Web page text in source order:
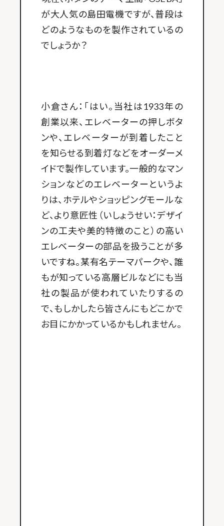
が大人気の島田電機ですが、普段は
どのようなものを製作されているの
でしょうか？
小倉さん：「はい。当社は1933年の
創業以来、エレベーターの押しボタ
ンや、エレベーターが到着したこと
を知らせる到着灯などをオーダーメ
イドで製作しています。一般的なマン
ションなどのエレベーターというよ
りは、ホテルやショッピングモールな
ど、より意匠性（いしょうせい：デザイ
ンの工夫や美的特徴のこと）の高い
エレベーターの部品を扱うことが多
いですね。某有名テーマパークや、誰
もが知っている高層ビルなどにも当
社の製品が使われていたりするの
で、もしかしたら皆さんにもどこかで
お目にかかっているかもしれません。